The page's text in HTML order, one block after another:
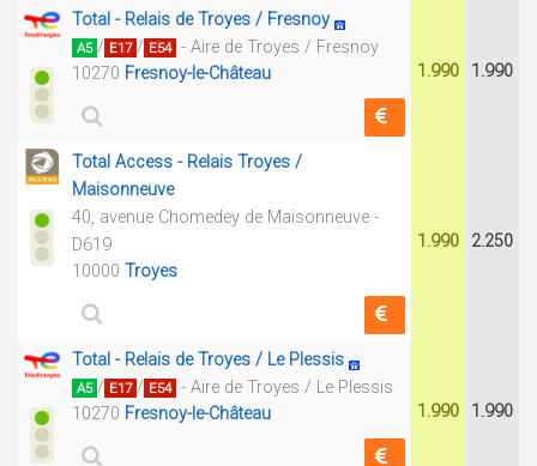
Total - Relais de Troyes / Fresnoy
A5 / E17 / E54 - Aire de Troyes / Fresnoy
10270 Fresnoy-le-Château 1.990 1.990
Total Access - Relais Troyes /
Maisonneuve
40, avenue Chomedey de Maisonneuve -
D619
10000 Troyes
1.990 2.250
Total - Relais de Troyes / Le Plessis
A5 / E17 / E54 - Aire de Troyes / Le Plessis
10270 Fresnoy-le-Château 1.990 1.990